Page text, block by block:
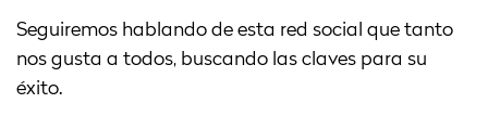
Seguiremos hablando de esta red social que tanto
nos gusta a todos, buscando las claves para su
éxito.